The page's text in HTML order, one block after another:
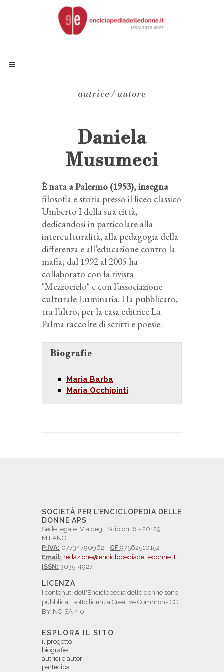
autrice / autore
Daniela
Musumeci
È nata a Palermo (1953), insegna
filosofia e storia presso il liceo classico
Umberto I della sua città,
dedicandosi in particolare alla
interculturalità, alla pedagogia della
differenza e all’educazione contro la
mafia; dal 1992 al 2005 ha
collaborato con la rivista
"Mezzocielo" e con l’associazione
culturale Luminaria. Ha pubblicato,
tra l’altro, per la casa editrice La
Palma raccolte di scritti e poesie.
Biografie
Maria Barba
Maria Occhipinti
SOCIETÀ PER L'ENCICLOPEDIA DELLE
DONNE APS
Sede legale: Via degli Scipioni 6 - 20129
MILANO
P.IVA: 07734790962 - CF 97562510152
Email: redazione@enciclopediadelledonne.it
ISSN: 3035-4927
LICENZA
I contenuti dell'Enciclopedia delle donne sono
pubblicati sotto licenza Creative Commons CC
BY-NC-SA 4.0.
ESPLORA IL SITO
il progetto
biografie
autrici e autori
partecipa